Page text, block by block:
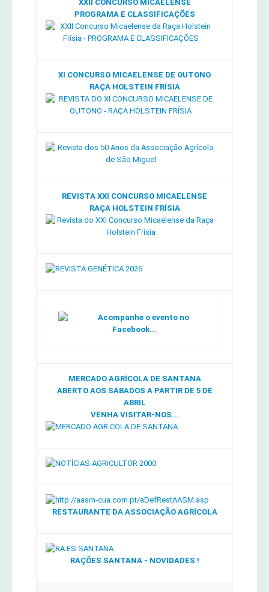
XXII CONCURSO MICAELENSE
PROGRAMA E CLASSIFICAÇÕES
XI CONCURSO MICAELENSE DE OUTONO
RAÇA HOLSTEIN FRÍSIA
REVISTA XXI CONCURSO MICAELENSE
RAÇA HOLSTEIN FRÍSIA
Acompanhe o evento no
Facebook...
MERCADO AGRÍCOLA DE SANTANA
ABERTO AOS SÁBADOS A PARTIR DE 5 DE
ABRIL
VENHA VISITAR-NOS...
RESTAURANTE DA ASSOCIAÇÃO AGRÍCOLA
RAÇÕES SANTANA - NOVIDADES !